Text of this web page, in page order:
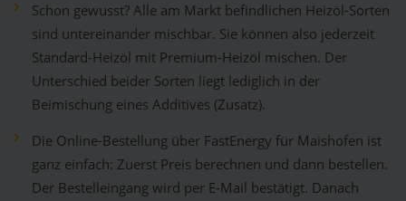
Schon gewusst? Alle am Markt befindlichen Heizöl-Sorten
sind untereinander mischbar. Sie können also jederzeit
Standard-Heizöl mit Premium-Heizöl mischen. Der
Unterschied beider Sorten liegt lediglich in der
Beimischung eines Additives (Zusatz).
Die Online-Bestellung über FastEnergy für Maishofen ist
ganz einfach: Zuerst Preis berechnen und dann bestellen.
Der Bestelleingang wird per E-Mail bestätigt. Danach